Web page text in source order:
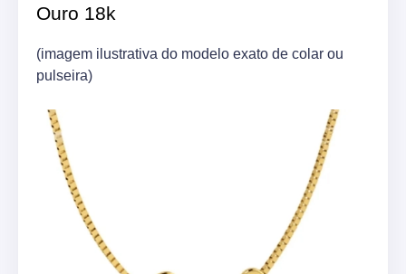
Ouro 18k
(imagem ilustrativa do modelo exato de colar ou
pulseira)